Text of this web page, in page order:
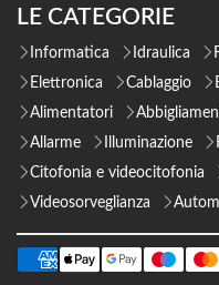
LE CATEGORIE
Informatica Idraulica
Elettronica
Cablaggio
Alimentatori
Allarme
Illuminazione
Citofonia e videocitofonia
Videosorveglianza